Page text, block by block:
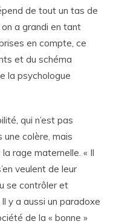
de tout un tas de
a grandi en tant
en compte, ce
et du schéma
la psychologue
qui n’est pas
colère, mais
rage maternelle. « Il
veulent de leur
se contrôler et
y a aussi un paradoxe
de la « bonne »